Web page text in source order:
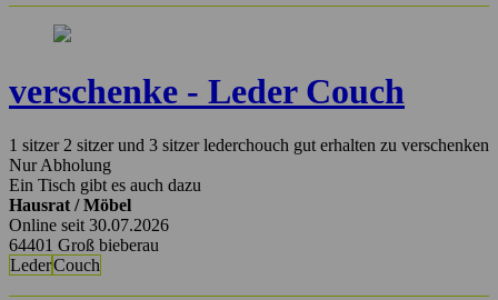
verschenke - Leder Couch
1 sitzer 2 sitzer und 3 sitzer lederchouch gut erhalten zu verschenken
Nur Abholung
Ein Tisch gibt es auch dazu
Hausrat / Möbel
Online seit 30.07.2026
64401 Groß bieberau
LederCouch